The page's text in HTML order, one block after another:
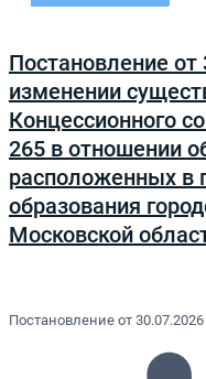
Постановление
изменении
Концессионного
265 в отношении
расположенных в
образования
Московской
Постановление от